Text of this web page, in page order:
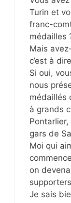
Turin et
franc-
médailles
Mais
c’est à
Si oui,
nous
médaillés
à grands
gars de
Moi qui
on
Je sais